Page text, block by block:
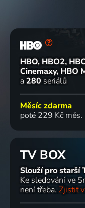
HBO, HBO2,
Cinemaxy, HBO
a 280 seriálů
Měsíc zdarma
poté 229 Kč měs.
TV BOX
Slouží pro starší
Ke sledování ve
není třeba. Zjistit